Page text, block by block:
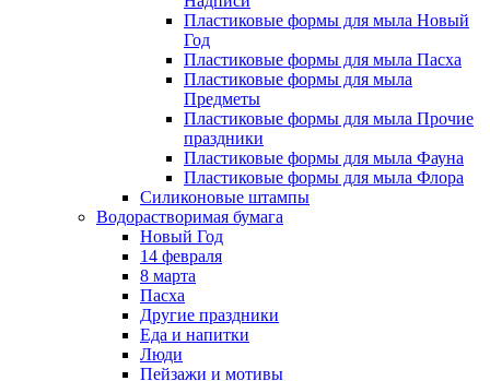
Пластиковые формы для мыла Новый
Год
Пластиковые формы для мыла Пасха
Пластиковые формы для мыла
Предметы
Пластиковые формы для мыла Прочие
праздники
Пластиковые формы для мыла Фауна
Пластиковые формы для мыла Флора
Силиконовые штампы
Водорастворимая бумага
Новый Год
14 февраля
8 марта
Пасха
Другие праздники
Еда и напитки
Люди
Пейзажи и мотивы